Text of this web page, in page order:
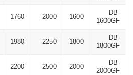
DB-
1600GF
1600
2000
1760
DB-
1800GF
1800
2250
1980
DB-
2000GF
2000
2500
2200